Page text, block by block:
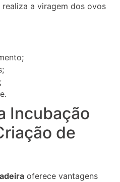
realiza a viragem dos ovos
Incubação
de
oferece vantagens